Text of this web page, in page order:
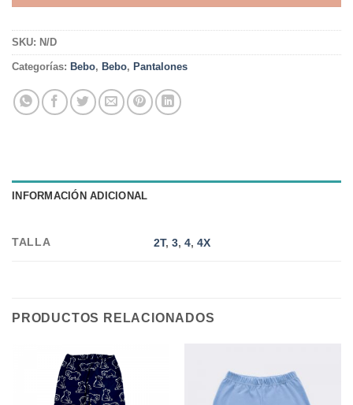
SKU: N/D
Categorías: Bebo, Bebo, Pantalones
INFORMACIÓN ADICIONAL
TALLA 2T,3,4,4X
PRODUCTOS RELACIONADOS